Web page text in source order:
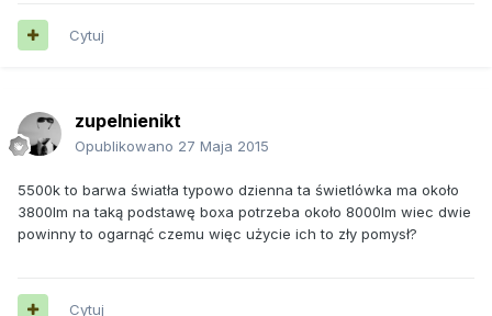
Cytuj
zupelnienikt
Opublikowano 27 Maja 2015
5500k to barwa światła typowo dzienna ta świetlówka ma około
3800lm na taką podstawę boxa potrzeba około 8000lm wiec dwie
powinny to ogarnąć czemu więc użycie ich to zły pomysł?
Cytuj